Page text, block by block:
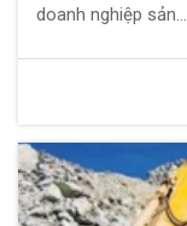
doanh nghiệp sản...